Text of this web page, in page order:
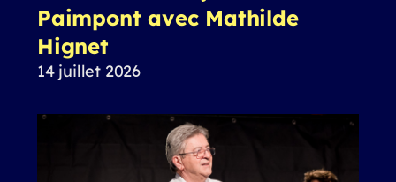
Paimpont avec Mathilde
Hignet
14 juillet 2026